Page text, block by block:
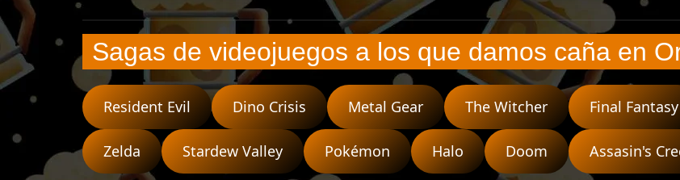
Sagas de videojuegos a los que damos caña en
Resident Evil Dino Crisis Metal Gear The Witcher Final Fantasy
Zelda Stardew Valley Pokémon Halo Doom Assasin's